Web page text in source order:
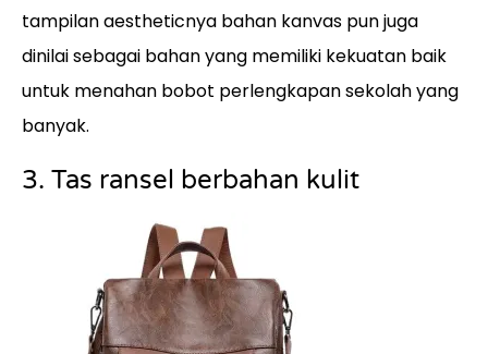
tampilan aestheticnya bahan kanvas pun juga
dinilai sebagai bahan yang memiliki kekuatan baik
untuk menahan bobot perlengkapan sekolah yang
banyak.
3. Tas ransel berbahan kulit